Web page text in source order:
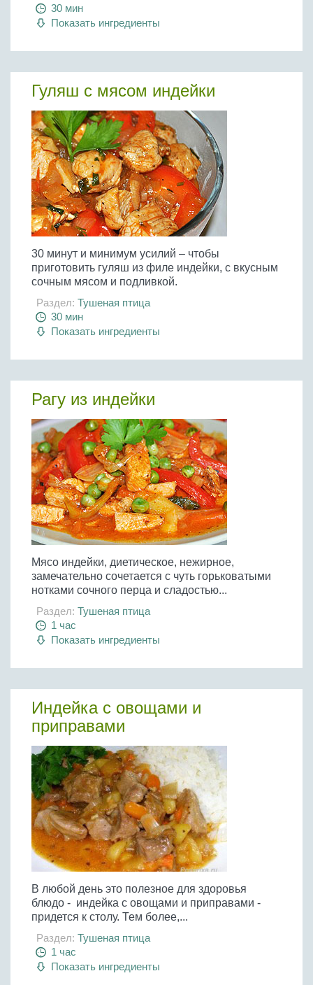
Бобовые
Яйца
Крупы
30 мин
Показать ингредиенты
Гуляш с мясом индейки
30 минут и минимум усилий – чтобы
приготовить гуляш из филе индейки, с вкусным
сочным мясом и подливкой.
Раздел: Тушеная птица
30 мин
Показать ингредиенты
Рагу из индейки
Мясо индейки, диетическое, нежирное,
замечательно сочетается с чуть горьковатыми
нотками сочного перца и сладостью...
Раздел: Тушеная птица
1 час
Показать ингредиенты
Индейка с овощами и
приправами
В любой день это полезное для здоровья
блюдо - индейка с овощами и приправами -
придется к столу. Тем более,...
Раздел: Тушеная птица
1 час
Показать ингредиенты